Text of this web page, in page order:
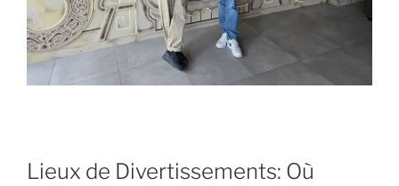
Lieux de Divertissements: Où